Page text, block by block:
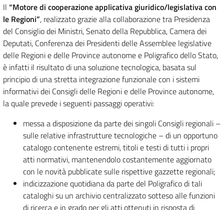
Il “Motore di cooperazione applicativa giuridico/legislativa con
le Regioni”, realizzato grazie alla collaborazione tra Presidenza
del Consiglio dei Ministri, Senato della Repubblica, Camera dei
Deputati, Conferenza dei Presidenti delle Assemblee legislative
delle Regioni e delle Province autonome e Poligrafico dello Stato,
è infatti il risultato di una soluzione tecnologica, basata sul
principio di una stretta integrazione funzionale con i sistemi
informativi dei Consigli delle Regioni e delle Province autonome,
la quale prevede i seguenti passaggi operativi:
messa a disposizione da parte dei singoli Consigli regionali –
sulle relative infrastrutture tecnologiche – di un opportuno
catalogo contenente estremi, titoli e testi di tutti i propri
atti normativi, mantenendolo costantemente aggiornato
con le novità pubblicate sulle rispettive gazzette regionali;
indicizzazione quotidiana da parte del Poligrafico di tali
cataloghi su un archivio centralizzato sotteso alle funzioni
di ricerca e in grado per gli atti ottenuti in risposta di